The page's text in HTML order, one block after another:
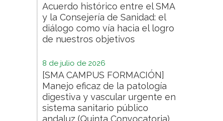
Acuerdo histórico entre el SMA
y la Consejería de Sanidad: el
diálogo como vía hacia el logro
de nuestros objetivos
8 de julio de 2026
[SMA CAMPUS FORMACIÓN]
Manejo eficaz de la patología
digestiva y vascular urgente en
sistema sanitario público
andaluz (Quinta Convocatoria)